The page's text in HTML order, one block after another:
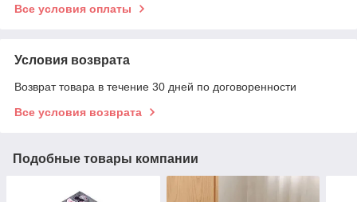
Все условия оплаты
Условия возврата
Возврат товара в течение 30 дней по договоренности
Все условия возврата
Подобные товары компании